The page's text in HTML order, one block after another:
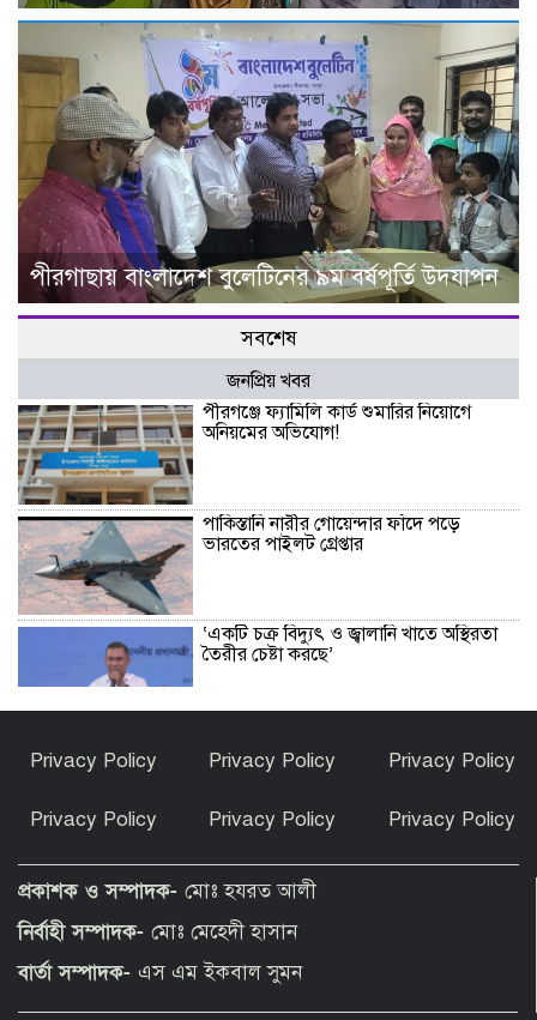
পীরগাছায় বাংলাদেশ বুলেটিনের ৯ম বর্ষপূর্তি উদযাপন
সবশেষ
জনপ্রিয় খবর
পীরগঞ্জে ফ্যামিলি কার্ড শুমারির নিয়োগে
অনিয়মের অভিযোগ!
পাকিস্তানি নারীর গোয়েন্দার ফাঁদে পড়ে
ভারতের পাইলট গ্রেপ্তার
‘একটি চক্র বিদ্যুৎ ও জ্বালানি খাতে অস্থিরতা
তৈরীর চেষ্টা করছে’
পরিবহন সমিতির নির্বাচন
ইনডোর অ্যারেনা
গঙ্গাচড়ায় ৫০ লক্ষ টাকা আত্মসাতের
অভিযোগ ও মিথ্যা সংবাদ প্রকাশের প্রতিবাদে
বিএনপি নেতার সংবাদ সম্মেলন
Privacy Policy Privacy Policy Privacy Policy
Privacy Policy Privacy Policy Privacy Policy
প্রকাশক ও সম্পাদক- মোঃ হযরত আলী
নির্বাহী সম্পাদক- মোঃ মেহেদী হাসান
বার্তা সম্পাদক- এস এম ইকবাল সুমন